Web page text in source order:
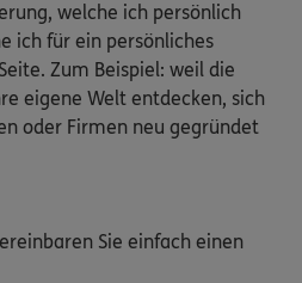
welche ich persönlich
ich für ein persönliches
Zum Beispiel: weil die
eigene Welt entdecken, sich
oder Firmen neu gegründet
Sie einfach einen